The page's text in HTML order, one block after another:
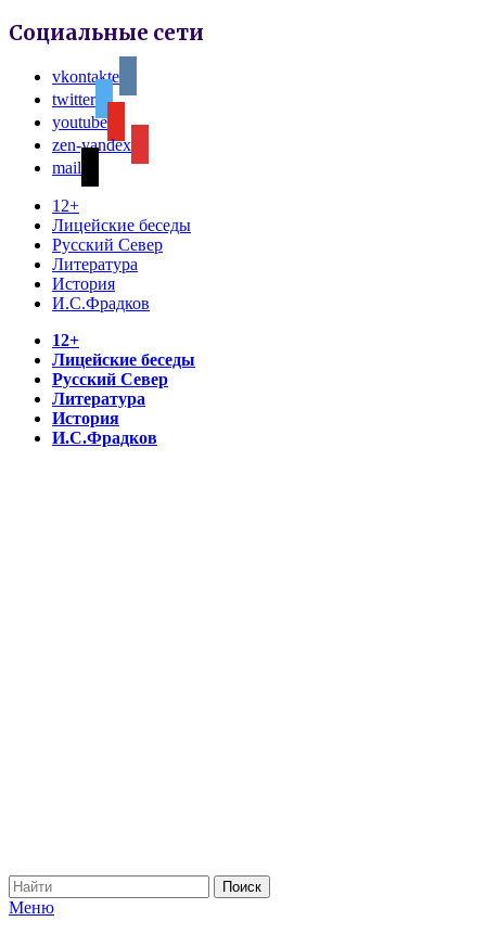
Социальные сети
vkontakte
twitter
youtube
zen-yandex
mail
12+
Лицейские беседы
Русский Север
Литература
История
И.С.Фрадков
12+
Лицейские беседы
Русский Север
Литература
История
И.С.Фрадков
Меню